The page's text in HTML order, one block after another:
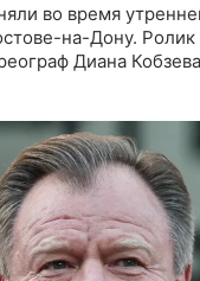
во время
на-Дону. Ролик
Диана